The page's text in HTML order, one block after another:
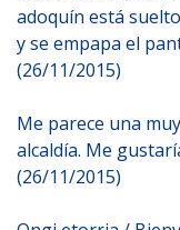
adoquín está
y se empapa el
(26/11/2015)
Me parece una
alcaldía. Me
(26/11/2015)